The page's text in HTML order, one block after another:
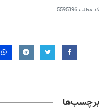
کد مطلب5595396
برچسب‌ها